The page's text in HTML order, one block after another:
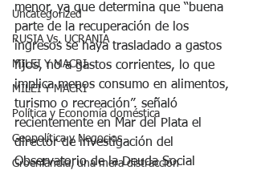
Uncategorized
RUSIA Vs. UCRANIA
MILEI Y MACRI
MILEI Y MACRI
Política y Economía doméstica
Geopolítica y Negocios
Groenlandia, una mera distracción
menor, ya que determina que “buena
parte de la recuperación de los
ingresos se haya trasladado a gastos
fijos, no a gastos corrientes, lo que
implica menos consumo en alimentos,
turismo o recreación”. señaló
recientemente en Mar del Plata el
director de investigación del
Observatorio de la Deuda Social